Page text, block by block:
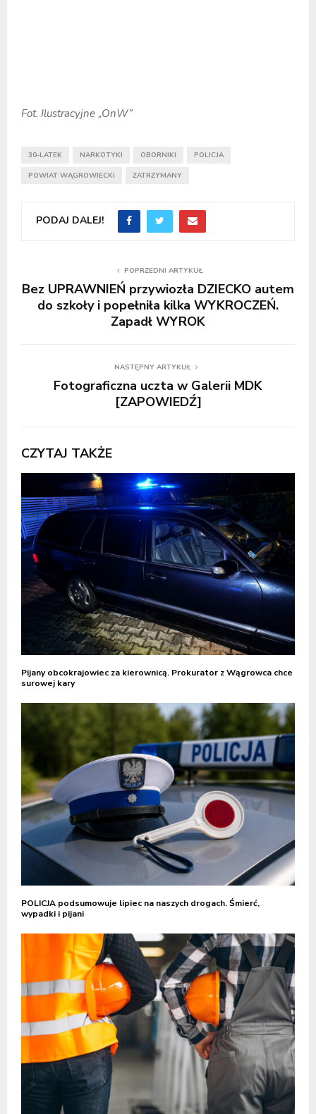
Fot. Ilustracyjne „OnW”
30-LATEK NARKOTYKI OBORNIKI POLICJA
POWIAT WĄGROWIECKI ZATRZYMANY
PODAJ DALEJ!
POPRZEDNI ARTYKUŁ
Bez UPRAWNIEŃ przywiozła DZIECKO autem
do szkoły i popełniła kilka WYKROCZEŃ.
Zapadł WYROK
NASTĘPNY ARTYKUŁ
Fotograficzna uczta w Galerii MDK
[ZAPOWIEDŹ]
CZYTAJ TAKŻE
Pijany obcokrajowiec za kierownicą. Prokurator z Wągrowca chce
surowej kary
POLICJA podsumowuje lipiec na naszych drogach. Śmierć,
wypadki i pijani